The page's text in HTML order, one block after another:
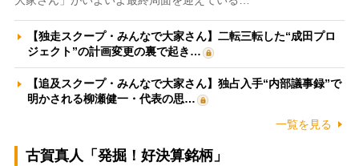
【独走スクープ・みんなで大家さん】二転三転した“成田プロ
ジェクト”の計画変更の裏で起き…
【追及スクープ・みんなで大家さん】独占入手“内部議事録”で
明かされる柳瀬健一・代表の思…
一覧を見る
古賀真人「発掘！好決算銘柄」